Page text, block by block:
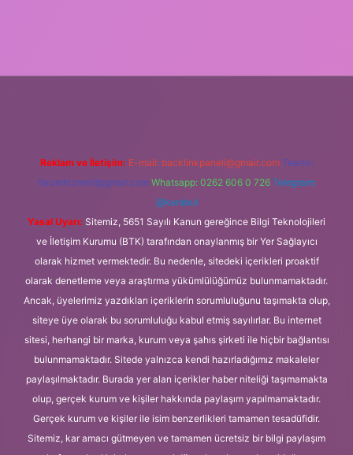
Reklam ve İletişim: E-mail: backlinkpaneli@gmail.com Teams:
forumhizmeti@gmail.com Whatsapp: 0262 606 0 726 Telegram:
@karabul
Yasal Uyarı: Sitemiz, 5651 Sayılı Kanun gereğince Bilgi Teknolojileri
ve İletişim Kurumu (BTK) tarafından onaylanmış bir Yer Sağlayıcı
olarak hizmet vermektedir. Bu nedenle, sitedeki içerikleri proaktif
olarak denetleme veya araştırma yükümlülüğümüz bulunmamaktadır.
Ancak, üyelerimiz yazdıkları içeriklerin sorumluluğunu taşımakta olup,
siteye üye olarak bu sorumluluğu kabul etmiş sayılırlar. Bu internet
sitesi, herhangi bir marka, kurum veya şahıs şirketi ile hiçbir bağlantısı
bulunmamaktadır. Sitede yalnızca kendi hazırladığımız makaleler
paylaşılmaktadır. Burada yer alan içerikler haber niteliği taşımamakta
olup, gerçek kurum ve kişiler hakkında paylaşım yapılmamaktadır.
Gerçek kurum ve kişiler ile isim benzerlikleri tamamen tesadüfidir.
Sitemiz, kar amacı gütmeyen ve tamamen ücretsiz bir bilgi paylaşım